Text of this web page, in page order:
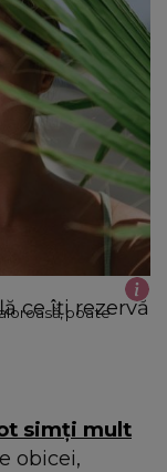
poate
ce îți rezervă
simți mult
obicei,